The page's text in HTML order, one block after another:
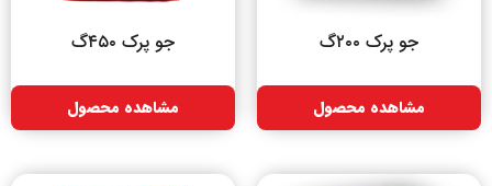
جو پرک ۲۰۰گ
مشاهده محصول
جو پرک ۴۵۰گ
مشاهده محصول